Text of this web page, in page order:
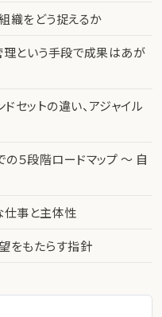
織をどう捉えるか
理という手段で成果はあが
セットの違い、アジャイル
の５段階ロードマップ 〜 自
仕事と主体性
をもたらす指針